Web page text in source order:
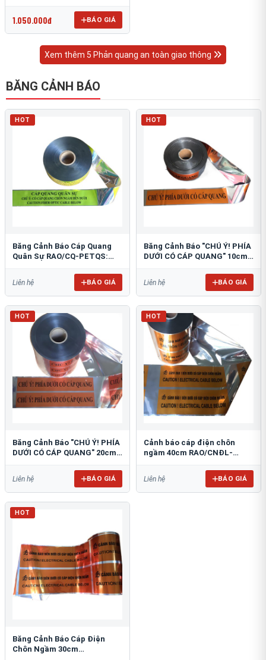
1.050.000đ BÁO GIÁ
Xem thêm 5 Phản quang an toàn giao thông
BĂNG CẢNH BÁO
HOT
Băng Cảnh Báo Cáp Quang
Quân Sự RAO/CQ-PETQS:
Liên hệ BÁO GIÁ
HOT
Băng Cảnh Báo "CHÚ Ý! PHÍA
DƯỚI CÓ CÁP QUANG" 10cm:
Liên hệ BÁO GIÁ
HOT
Băng Cảnh Báo "CHÚ Ý! PHÍA
DƯỚI CÓ CÁP QUANG" 20cm
Liên hệ BÁO GIÁ
HOT
Cảnh báo cáp điện chôn
ngầm 40cm RAO/CNĐL-
Liên hệ BÁO GIÁ
HOT
Băng Cảnh Báo Cáp Điện
Chôn Ngầm 30cm